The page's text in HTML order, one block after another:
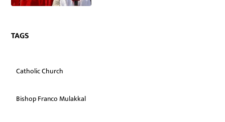
TAGS
Catholic Church
Bishop Franco Mulakkal